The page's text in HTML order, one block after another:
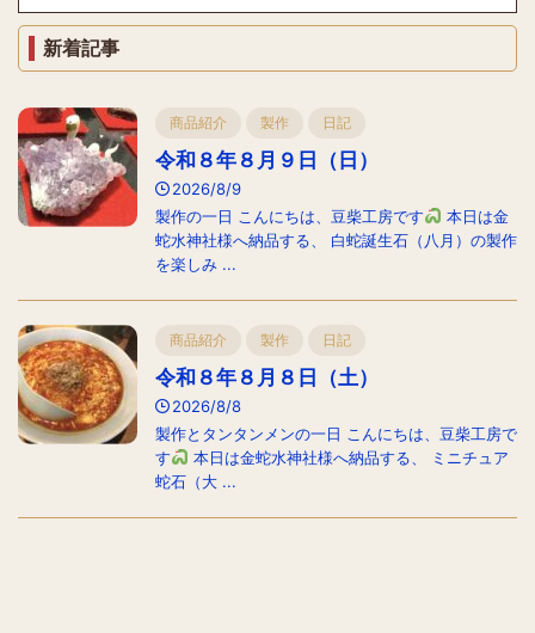
新着記事
商品紹介 製作 日記
令和８年８月９日（日）
2026/8/9
製作の一日 こんにちは、豆柴工房です
本日は金
蛇水神社様へ納品する、 白蛇誕生石（八月）の製作
を楽しみ ...
商品紹介 製作 日記
令和８年８月８日（土）
2026/8/8
製作とタンタンメンの一日 こんにちは、豆柴工房で
す
本日は金蛇水神社様へ納品する、 ミニチュア
蛇石（大 ...